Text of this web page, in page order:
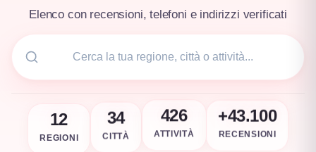
Elenco con recensioni, telefoni e indirizzi verificati
12
REGIONI
34
CITTÀ
426
ATTIVITÀ
+43.100
RECENSIONI